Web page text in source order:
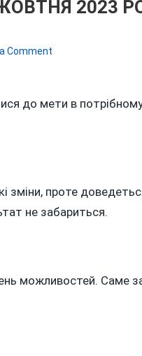
2023
Comment
27
до мети в
зміни, проте
не забариться.
можливостей. Саме